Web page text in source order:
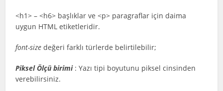
<h1> – <h6> başlıklar ve <p> paragraflar için daima
uygun HTML etiketleridir.
font-size değeri farklı türlerde belirtilebilir;
Piksel Ölçü birimi : Yazı tipi boyutunu piksel cinsinden
verebilirsiniz.